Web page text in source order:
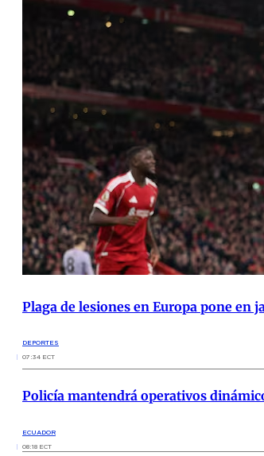
Plaga de lesiones en Europa pone en
DEPORTES
07:34 ECT
Policía mantendrá operativos
ECUADOR
08:18 ECT